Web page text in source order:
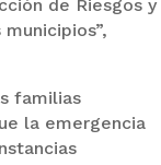
de Riesgos y
familias
la emergencia